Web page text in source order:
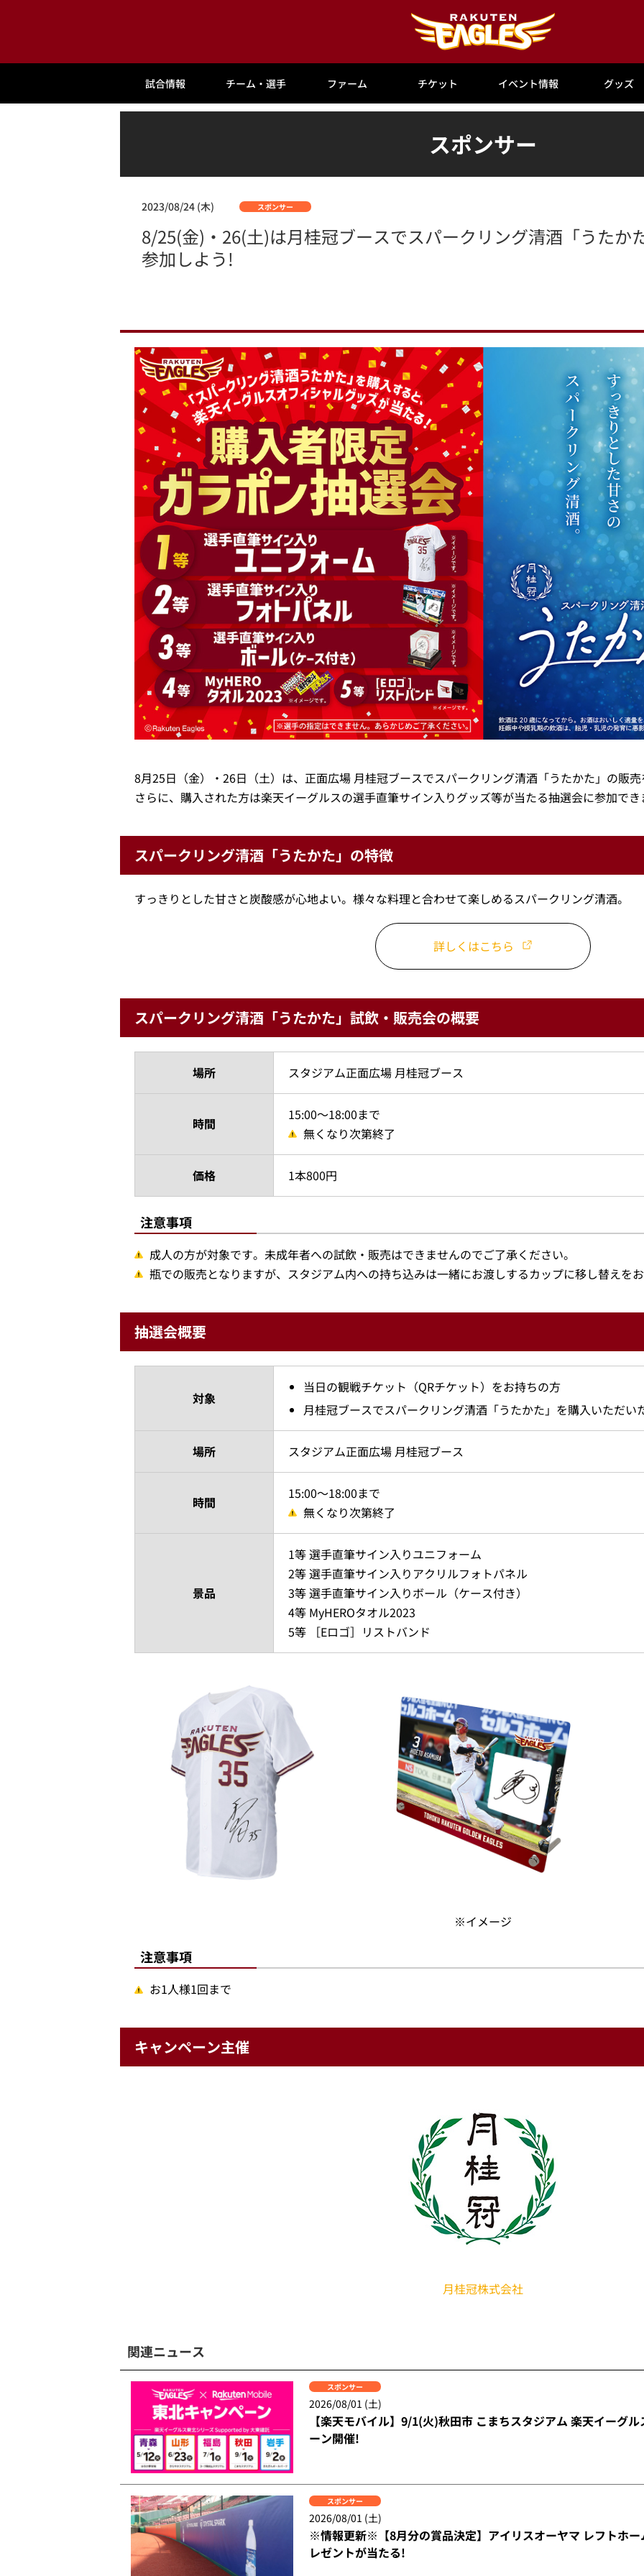
試合情報 チーム・選手 ファーム チケット イベント情報 グッズ
スポンサー
2023/08/24 (木) スポンサー
8/25(金)・26(土)は月桂冠ブースでスパークリング清酒「うたか
参加しよう!
8月25日（金）・26日（土）は、正面広場 月桂冠ブースでスパークリング清酒「うたかた」の販
さらに、購入された方は楽天イーグルスの選手直筆サイン入りグッズ等が当たる抽選会に参加で
スパークリング清酒「うたかた」の特徴
すっきりとした甘さと炭酸感が心地よい。様々な料理と合わせて楽しめるスパークリング清酒。
詳しくはこちら
スパークリング清酒「うたかた」試飲・販売会の概要
場所 スタジアム正面広場 月桂冠ブース
時間
15:00～18:00まで
無くなり次第終了
価格 1本800円
注意事項
成人の方が対象です。未成年者への試飲・販売はできませんのでご了承ください。
瓶での販売となりますが、スタジアム内への持ち込みは一緒にお渡しするカップに移し替えを
抽選会概要
対象
当日の観戦チケット（QRチケット）をお持ちの方
月桂冠ブースでスパークリング清酒「うたかた」を購入いただい
場所 スタジアム正面広場 月桂冠ブース
時間
15:00～18:00まで
無くなり次第終了
景品
1等 選手直筆サイン入りユニフォーム
2等 選手直筆サイン入りアクリルフォトパネル
3等 選手直筆サイン入りボール（ケース付き）
4等 MyHEROタオル2023
5等 ［Eロゴ］リストバンド
※イメージ
注意事項
お1人様1回まで
キャンペーン主催
月桂冠株式会社
関連ニュース
スポンサー
2026/08/01 (土)
【楽天モバイル】9/1(火)秋田市 こまちスタジアム 楽天イーグ
ーン開催!
スポンサー
2026/08/01 (土)
※情報更新※【8月分の賞品決定】アイリスオーヤマ レフトホ
レゼントが当たる!